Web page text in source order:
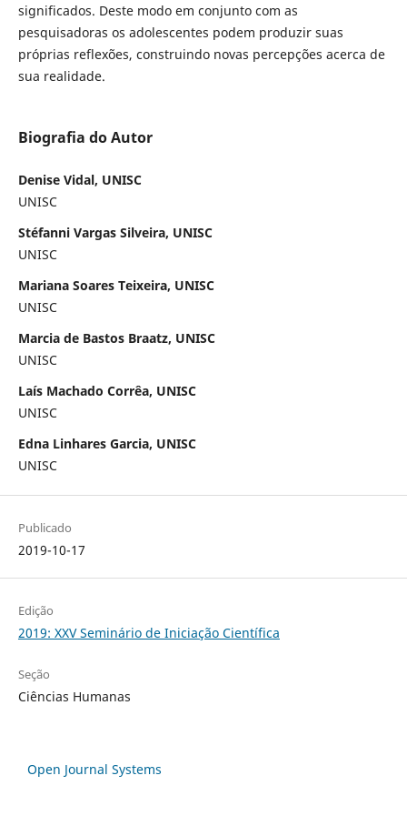
significados. Deste modo em conjunto com as
pesquisadoras os adolescentes podem produzir suas
próprias reflexões, construindo novas percepções acerca de
sua realidade.
Biografia do Autor
Denise Vidal, UNISC
UNISC
Stéfanni Vargas Silveira, UNISC
UNISC
Mariana Soares Teixeira, UNISC
UNISC
Marcia de Bastos Braatz, UNISC
UNISC
Laís Machado Corrêa, UNISC
UNISC
Edna Linhares Garcia, UNISC
UNISC
Publicado
2019-10-17
Edição
2019: XXV Seminário de Iniciação Científica
Seção
Ciências Humanas
Open Journal Systems